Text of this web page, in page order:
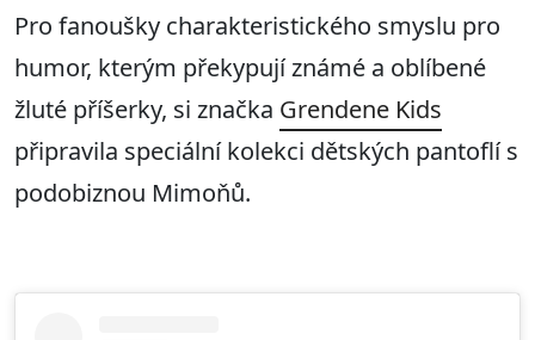
Pro fanoušky charakteristického smyslu pro
humor, kterým překypují známé a oblíbené
žluté příšerky, si značka Grendene Kids
připravila speciální kolekci dětských pantoflí s
podobiznou Mimoňů.